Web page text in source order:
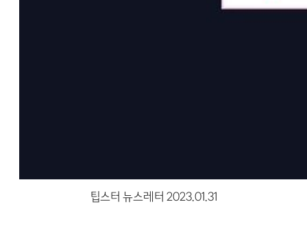
팁스터 뉴스레터 2023.01.31